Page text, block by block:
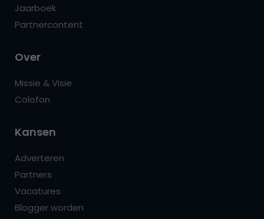
Jaarboek
Partnercontent
Over
Missie & Visie
Colofon
Kansen
Adverteren
Partners
Vacatures
Blogger worden